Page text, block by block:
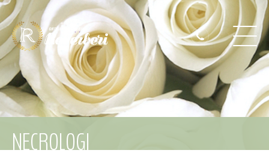
NECROLOGI